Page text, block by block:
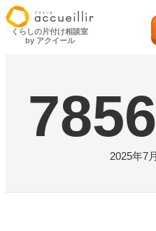
内
容
初
宅
店
ご
くらしの片付け相談室
by アクイール
2025年7